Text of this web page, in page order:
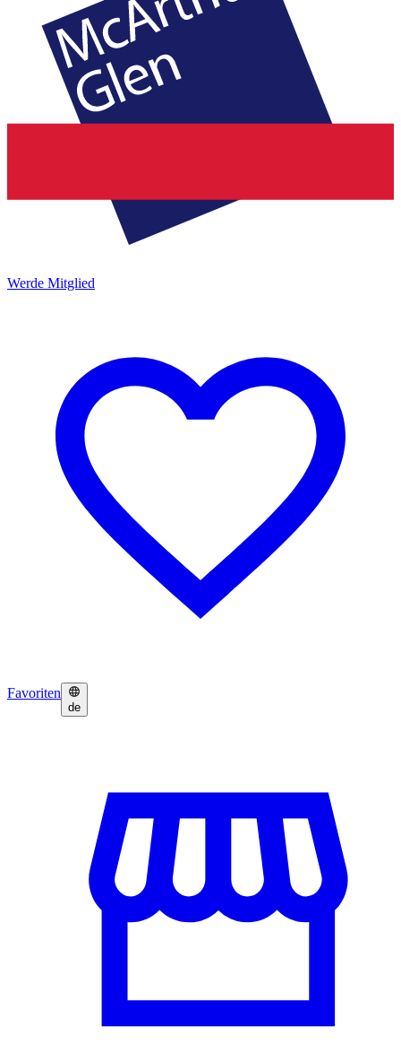
Werde Mitglied
Favoriten
de